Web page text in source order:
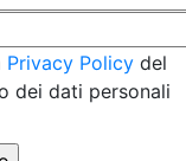
Privacy Policy del
dei dati personali